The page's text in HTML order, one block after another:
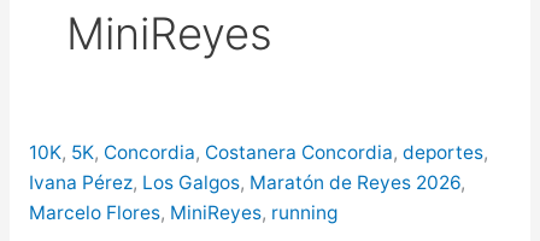
más de $580 millones
puntos de Concordia
MiniReyes
10K, 5K, Concordia, Costanera Concordia, deportes,
Ivana Pérez, Los Galgos, Maratón de Reyes 2026,
Marcelo Flores, MiniReyes, running